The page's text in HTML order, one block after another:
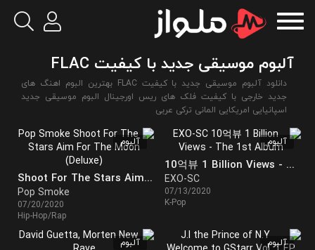
آلبوم موسیقی جدید با کیفیت FLAC
دانلود آلبوم موسیقی جدید با کیفیت FLAC بهترین البوم اهنگ های
جدید خارجی با کیفیت فلک های ریس اورجینال البوم موسیقی جدید
اسپانیایی امریکایی المانی ترکی عربی
آلبوم
10억뷰 1 Billion Views - The 1st Album
EXO-SC
07/13/2020
K-Pop
آلبوم
Shoot For The Stars Aim For The Moon (Deluxe)
Pop Smoke
07/20/2020
Hip-Hop/Rap
آلبوم آلبوم